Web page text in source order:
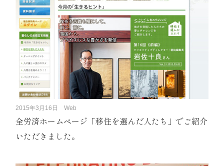
2015年3月16日 Web
全労済ホームページ「移住を選んだ人たち」でご紹介
いただきました。